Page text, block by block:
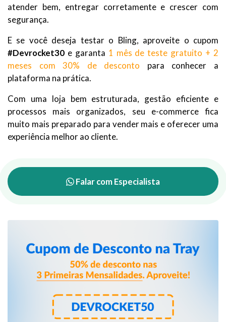
atender bem, entregar corretamente e crescer com
segurança.
E se você deseja testar o Bling, aproveite o cupom
#Devrocket30 e garanta 1 mês de teste gratuito + 2
meses com 30% de desconto para conhecer a
plataforma na prática.
Com uma loja bem estruturada, gestão eficiente e
processos mais organizados, seu e-commerce fica
muito mais preparado para vender mais e oferecer uma
experiência melhor ao cliente.
Falar com Especialista